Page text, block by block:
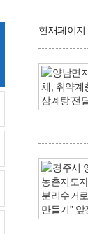
현재페이지